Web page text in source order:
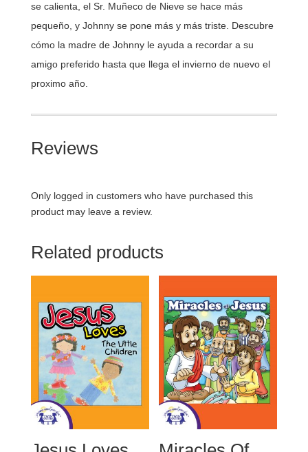
se calienta, el Sr. Muñeco de Nieve se hace más
pequeño, y Johnny se pone más y más triste. Descubre
cómo la madre de Johnny le ayuda a recordar a su
amigo preferido hasta que llega el invierno de nuevo el
proximo año.
Reviews
Only logged in customers who have purchased this
product may leave a review.
Related products